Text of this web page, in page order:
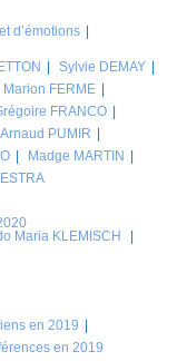
d’émotions
Sylvie DEMAY
Marion FERME
FRANCO
Arnaud PUMIR
Madge MARTIN
Maria KLEMISCH
en 2019
en 2019